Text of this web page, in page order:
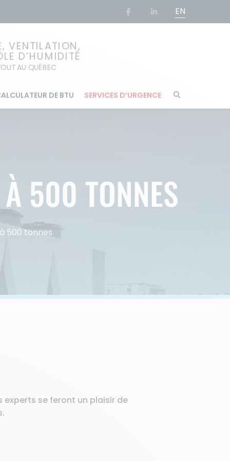
EN
VENTILATION,
D’HUMIDITÉ
AU QUÉBEC
DE BTU SERVICES D’URGENCE
500 TONNES
500 tonnes
se feront un plaisir de